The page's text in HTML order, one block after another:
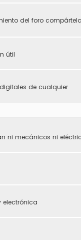
del foro compártela
útil
de cualquier
ni mecánicos ni
electrónica